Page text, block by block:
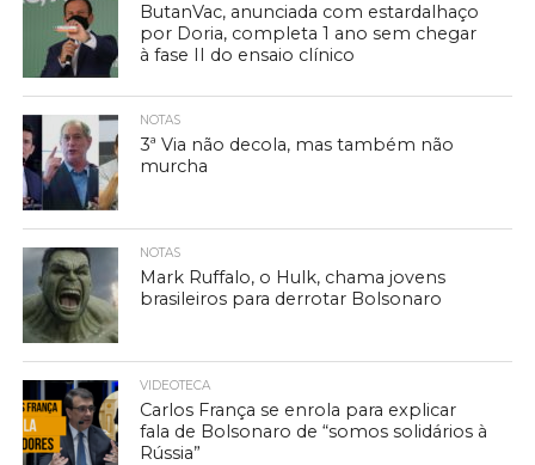
ButanVac, anunciada com estardalhaço
por Doria, completa 1 ano sem chegar
à fase II do ensaio clínico
NOTAS
3ª Via não decola, mas também não
murcha
NOTAS
Mark Ruffalo, o Hulk, chama jovens
brasileiros para derrotar Bolsonaro
VIDEOTECA
Carlos França se enrola para explicar
fala de Bolsonaro de “somos solidários à
Rússia”